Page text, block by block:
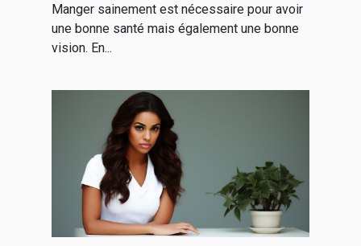
Manger sainement est nécessaire pour avoir
une bonne santé mais également une bonne
vision. En...